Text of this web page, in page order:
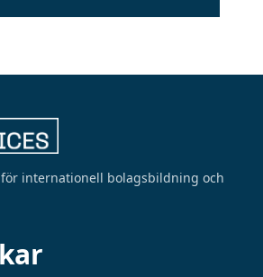
internationell bolagsbildning och